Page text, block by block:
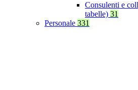
Consulenti e
tabelle) 31
Personale 331